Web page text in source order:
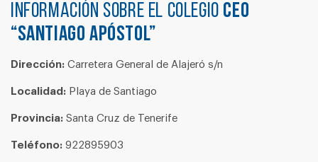
Información sobre el colegio CEO
“SANTIAGO APÓSTOL”
Dirección: Carretera General de Alajeró s/n
Localidad: Playa de Santiago
Provincia: Santa Cruz de Tenerife
Teléfono: 922895903